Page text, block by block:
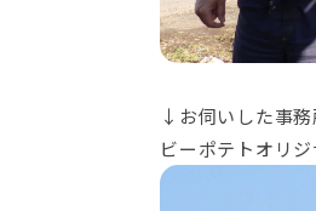
↓お伺いした事
ビーポテトオリ